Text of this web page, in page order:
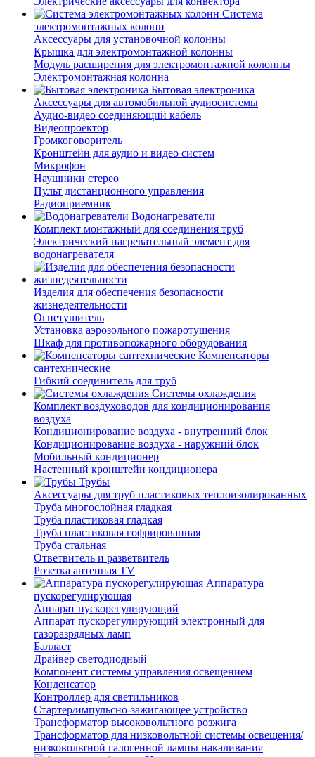
Система
электромонтажных колонн
Аксессуары для установочной колонны
Крышка для электромонтажной колонны
Модуль расширения для электромонтажной колонны
Электромонтажная колонна
Бытовая электроника
Аксессуары для автомобильной аудиосистемы
Аудио-видео соединяющий кабель
Видеопроектор
Громкоговоритель
Кронштейн для аудио и видео систем
Микрофон
Наушники стерео
Пульт дистанционного управления
Радиоприемник
Водонагреватели
Комплект монтажный для соединения труб
Электрический нагревательный элемент для
водонагревателя
Изделия для обеспечения безопасности
жизнедеятельности
Огнетушитель
Установка аэрозольного пожаротушения
Шкаф для противопожарного оборудования
Компенсаторы
сантехнические
Гибкий соединитель для труб
Системы охлаждения
Комплект воздуховодов для кондиционирования
воздуха
Кондиционирование воздуха - внутренний блок
Кондиционирование воздуха - наружний блок
Мобильный кондиционер
Настенный кронштейн кондиционера
Трубы
Аксессуары для труб пластиковых теплоизолированных
Труба многослойная гладкая
Труба пластиковая гладкая
Труба пластиковая гофрированная
Труба стальная
Ответвитель и разветвитель
Розетка антенная TV
Аппаратура
пускорегулирующая
Аппарат пускорегулирующий
Аппарат пускорегулирующий электронный для
газоразрядных ламп
Балласт
Драйвер светодиодный
Компонент системы управления освещением
Конденсатор
Контроллер для светильников
Стартер/импульсно-зажигающее устройство
Трансформатор высоковольтного розжига
Трансформатор для низковольтной системы освещения/
низковольтной галогенной лампы накаливания